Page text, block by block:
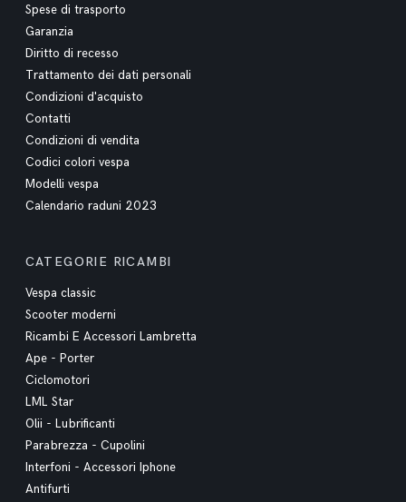
Spese di trasporto
Garanzia
Diritto di recesso
Trattamento dei dati personali
Condizioni d'acquisto
Contatti
Condizioni di vendita
Codici colori vespa
Modelli vespa
Calendario raduni 2023
CATEGORIE RICAMBI
Vespa classic
Scooter moderni
Ricambi E Accessori Lambretta
Ape - Porter
Ciclomotori
LML Star
Olii - Lubrificanti
Parabrezza - Cupolini
Interfoni - Accessori Iphone
Antifurti